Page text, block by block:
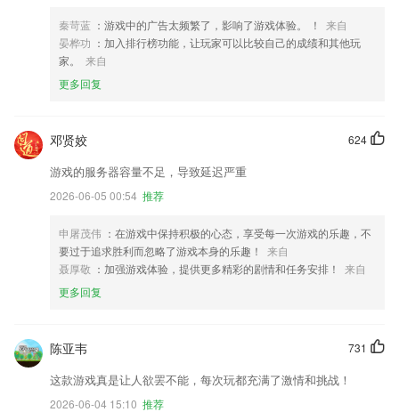
秦苛蓝 ：游戏中的广告太频繁了，影响了游戏体验。 ！
来自
晏桦功 ：加入排行榜功能，让玩家可以比较自己的成绩和其他玩
家。
来自
更多回复
624
邓贤姣
游戏的服务器容量不足，导致延迟严重
2026-06-05 00:54 推荐
申屠茂伟 ：在游戏中保持积极的心态，享受每一次游戏的乐趣，不
要过于追求胜利而忽略了游戏本身的乐趣！
来自
聂厚敬 ：加强游戏体验，提供更多精彩的剧情和任务安排！
来自
更多回复
731
陈亚韦
这款游戏真是让人欲罢不能，每次玩都充满了激情和挑战！
2026-06-04 15:10 推荐